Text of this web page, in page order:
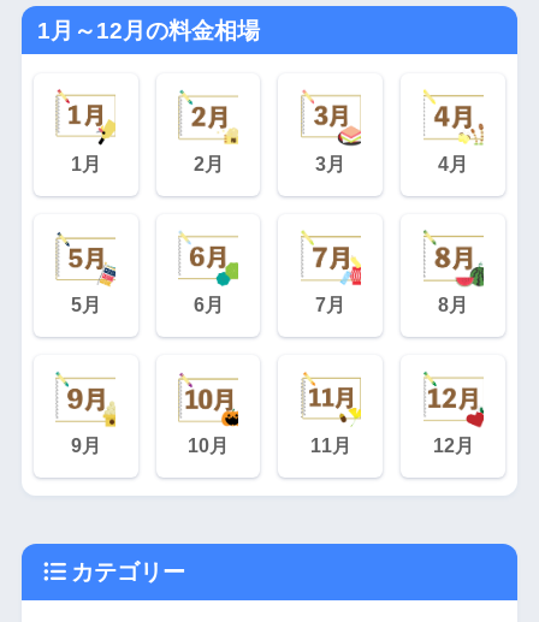
1月～12月の料金相場
1月 2月 3月 4月
5月 6月 7月 8月
9月 10月 11月 12月
カテゴリー